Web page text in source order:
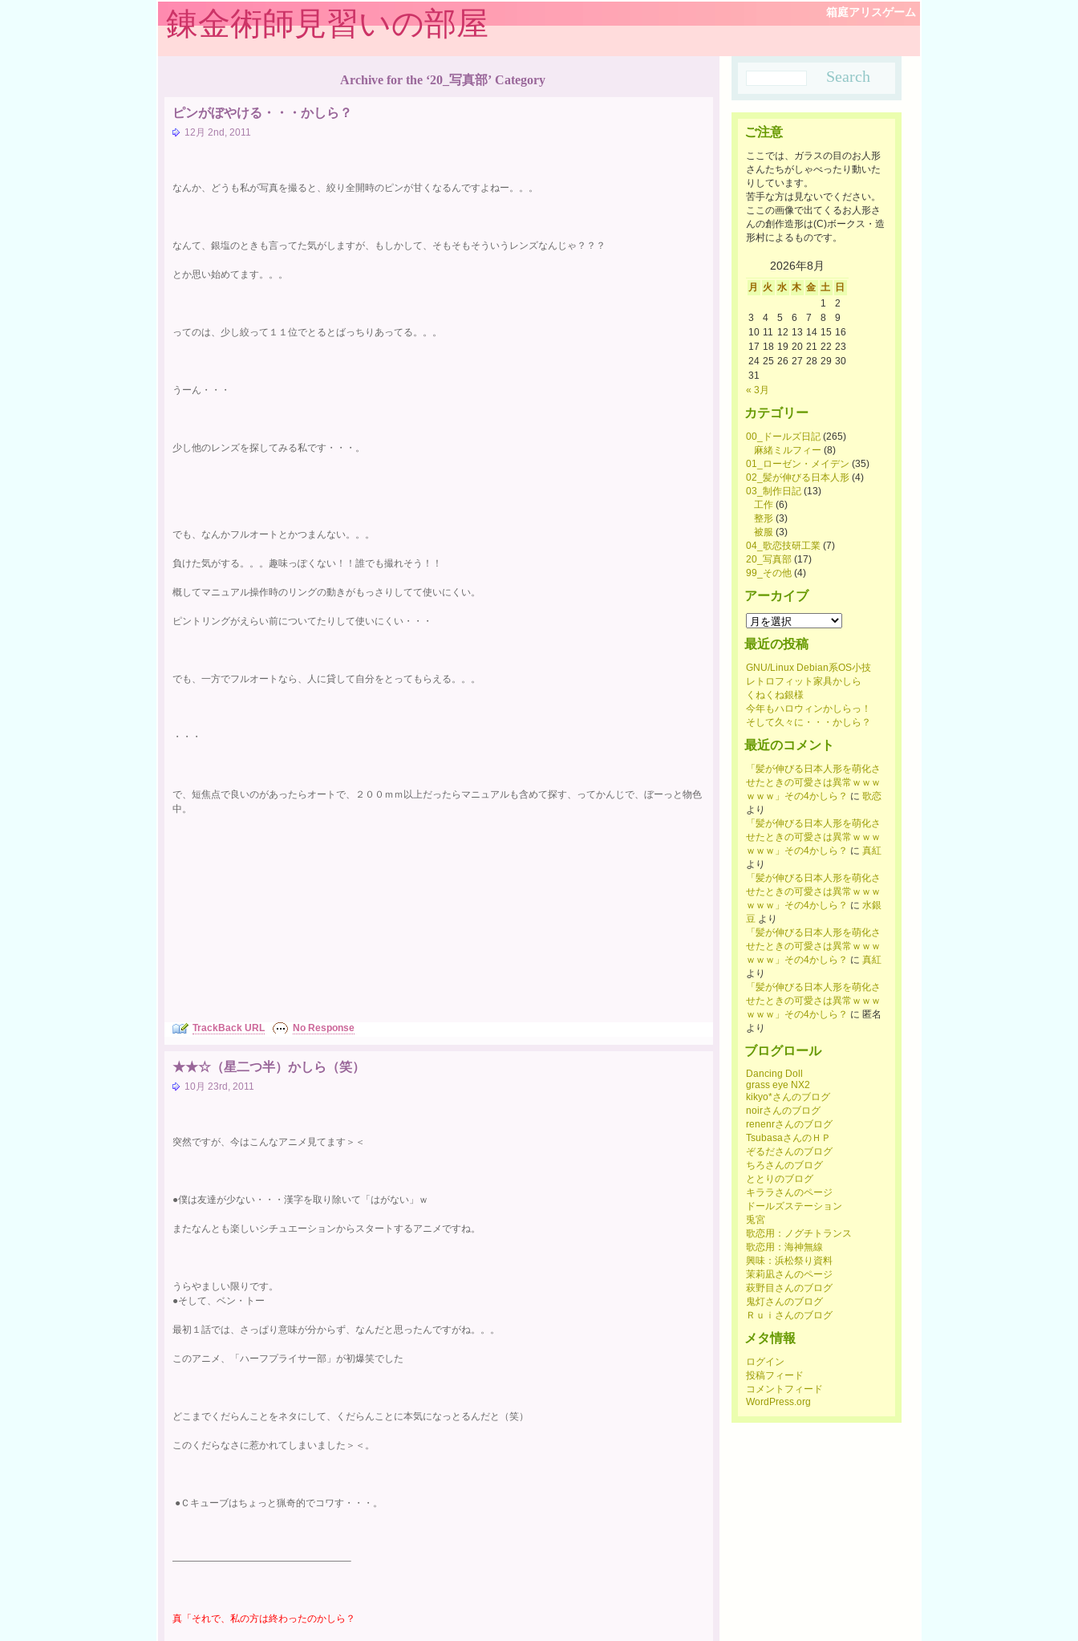
錬金術師見習いの部屋 箱庭アリスゲーム
Archive for the ‘20_写真部’ Category
ピンがぼやける・・・かしら？
12月 2nd, 2011
なんか、どうも私が写真を撮ると、絞り全開時のピンが甘くなるんですよねー。。。
なんて、銀塩のときも言ってた気がしますが、もしかして、そもそもそういうレンズなんじゃ？？？
とか思い始めてます。。。
ってのは、少し絞って１１位でとるとばっちりあってる。。。
うーん・・・
少し他のレンズを探してみる私です・・・。
でも、なんかフルオートとかつまんない。。。
負けた気がする。。。趣味っぽくない！！誰でも撮れそう！！
概してマニュアル操作時のリングの動きがもっさりしてて使いにくい。
ピントリングがえらい前についてたりして使いにくい・・・
でも、一方でフルオートなら、人に貸して自分をとってもらえる。。。
・・・
で、短焦点で良いのがあったらオートで、２００ｍｍ以上だったらマニュアルも含めて探す、ってかんじで、ぼーっと物色
中。
TrackBack URL No Response
★★☆（星二つ半）かしら（笑）
10月 23rd, 2011
突然ですが、今はこんなアニメ見てます＞＜
●僕は友達が少ない・・・漢字を取り除いて「はがない」ｗ
またなんとも楽しいシチュエーションからスタートするアニメですね。
うらやましい限りです。
●そして、ベン・トー
最初１話では、さっぱり意味が分からず、なんだと思ったんですがね。。。
このアニメ、「ハーフプライサー部」が初爆笑でした
どこまでくだらんことをネタにして、くだらんことに本気になっとるんだと（笑）
このくだらなさに惹かれてしまいました＞＜。
●Ｃキューブはちょっと猟奇的でコワす・・・。
——————————————————–
真「それで、私の方は終わったのかしら？
ご注意
ここでは、ガラスの目のお人形
さんたちがしゃべったり動いた
りしています。
苦手な方は見ないでください。
ここの画像で出てくるお人形さ
んの創作造形は(C)ボークス・造
形村によるものです。
2026年8月
月 火 水 木 金 土
日
1
2
3
4 5 6 7 8
9
10 11 12 13 14 15 16
17 18 19 20 21 22 23
24 25 26 27 28 29 30
31
« 3月
カテゴリー
00_ドールズ日記 (265)
麻緒ミルフィー (8)
01_ローゼン・メイデン (35)
02_髪が伸びる日本人形 (4)
03_制作日記 (13)
工作 (6)
整形 (3)
被服 (3)
04_歌恋技研工業 (7)
20_写真部 (17)
99_その他 (4)
アーカイブ
ア
カ
ブ
最近の投稿
GNU/Linux Debian系OS小技
レトロフィット家具かしら
くねくね銀様
今年もハロウィンかしらっ！
そして久々に・・・かしら？
最近のコメント
「髪が伸びる日本人形を萌化さ
せたときの可愛さは異常ｗｗｗ
ｗｗｗ」その4かしら？ に 歌恋
より
「髪が伸びる日本人形を萌化さ
せたときの可愛さは異常ｗｗｗ
ｗｗｗ」その4かしら？ に 真紅
より
「髪が伸びる日本人形を萌化さ
せたときの可愛さは異常ｗｗｗ
ｗｗｗ」その4かしら？ に 水銀
豆 より
「髪が伸びる日本人形を萌化さ
せたときの可愛さは異常ｗｗｗ
ｗｗｗ」その4かしら？ に 真紅
より
「髪が伸びる日本人形を萌化さ
せたときの可愛さは異常ｗｗｗ
ｗｗｗ」その4かしら？ に 匿名
より
ブログロール
Dancing Doll
grass eye NX2
kikyo*さんのブログ
noirさんのブログ
renenrさんのブログ
TsubasaさんのＨＰ
ぞるださんのブログ
ちろさんのブログ
ととりのブログ
キララさんのページ
ドールズステーション
兎宮
歌恋用：ノグチトランス
歌恋用：海神無線
興味：浜松祭り資料
茉莉凪さんのページ
萩野目さんのブログ
鬼灯さんのブログ
Ｒｕｉさんのブログ
メタ情報
ログイン
投稿フィード
コメントフィード
WordPress.org